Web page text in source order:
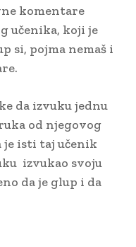
komentare
učenika, koji je
si, pojma nemaš i
da izvuku jednu
od njegovog
je isti taj učenik
izvukao svoju
da je glup i da